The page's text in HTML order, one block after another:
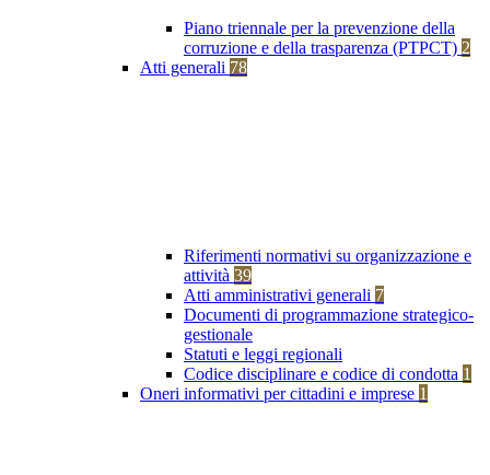
Piano triennale per la prevenzione della
corruzione e della trasparenza (PTPCT) 2
Atti generali 78
Riferimenti normativi su organizzazione e
attività 39
Atti amministrativi generali 7
Documenti di programmazione strategico-
gestionale
Statuti e leggi regionali
Codice disciplinare e codice di condotta 1
Oneri informativi per cittadini e imprese 1